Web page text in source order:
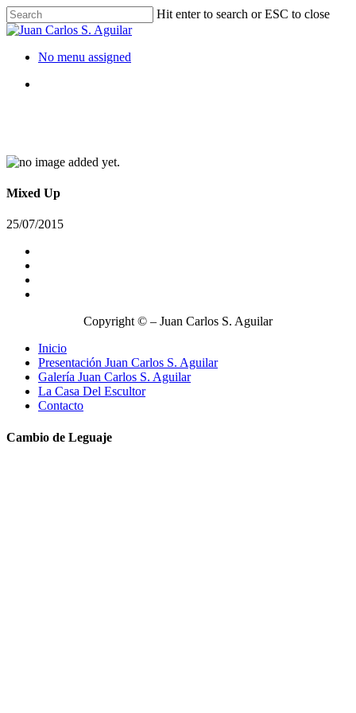
Hit enter to search or ESC to close
No menu assigned
Mixed Up
25/07/2015
Copyright © – Juan Carlos S. Aguilar
Inicio
Presentación Juan Carlos S. Aguilar
Galería Juan Carlos S. Aguilar
La Casa Del Escultor
Contacto
Cambio de Leguaje